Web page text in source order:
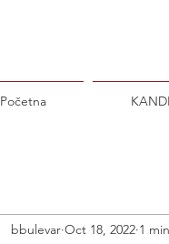
Početna
bbulevar Oct 18, 2022 1